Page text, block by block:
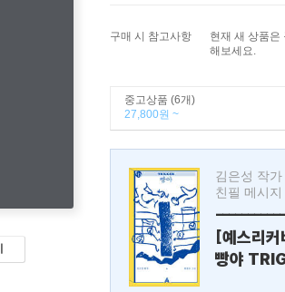
구매 시 참고사항
현재 새 상품은
해보세요.
중고상품 (6개)
27,800원 ~
김은성 작가
친필 메시지
[예스리커
빵야